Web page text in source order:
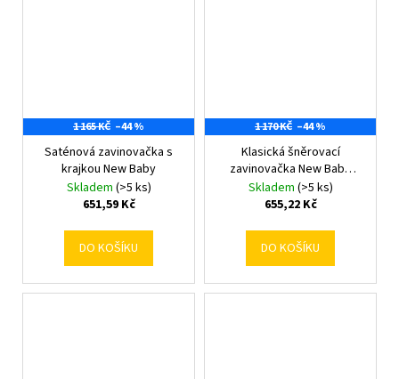
1 165 KČ –44 %
Saténová zavinovačka s
krajkou New Baby
Skladem (>5 ks)
651,59 Kč
DO KOŠÍKU
1 170 KČ –44 %
Klasická šněrovací
zavinovačka New Baby
cappuccino
Skladem (>5 ks)
655,22 Kč
DO KOŠÍKU